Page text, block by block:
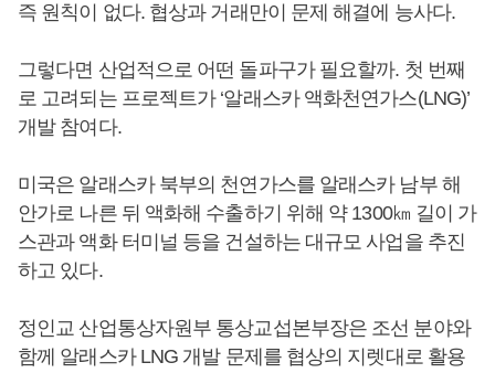
즉 원칙이 없다. 협상과 거래만이 문제 해결에 능사다.
그렇다면 산업적으로 어떤 돌파구가 필요할까. 첫 번째
로 고려되는 프로젝트가 ‘알래스카 액화천연가스(LNG)’
개발 참여다.
미국은 알래스카 북부의 천연가스를 알래스카 남부 해
안가로 나른 뒤 액화해 수출하기 위해 약 1300㎞ 길이 가
스관과 액화 터미널 등을 건설하는 대규모 사업을 추진
하고 있다.
정인교 산업통상자원부 통상교섭본부장은 조선 분야와
함께 알래스카 LNG 개발 문제를 협상의 지렛대로 활용